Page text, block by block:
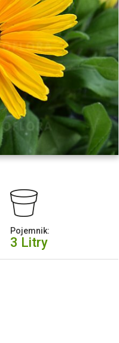
Pojemnik:
3 Litry